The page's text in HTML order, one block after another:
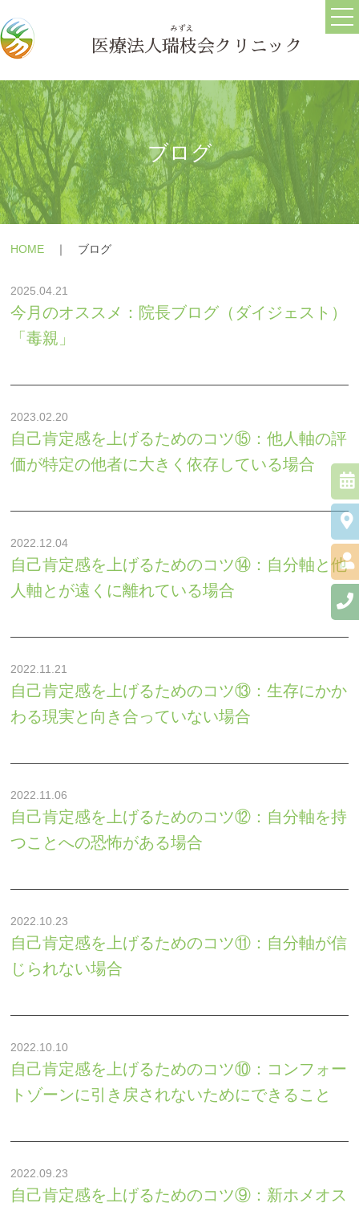
医療法人瑞枝会クリニック
ホーム
医院情報
ブログ
求人情報
うつ病
躁うつ病
大人の発達障害(ASD・
ADHD)
パニック障害
統合失調症
身体にかかわる症状が
ある方
る方
メールフォーム
ブログ
HOME ｜ ブログ
2025.04.21
今月のオススメ：院長ブログ（ダイジェスト）
「毒親」
2023.02.20
自己肯定感を上げるためのコツ⑮：他人軸の評
価が特定の他者に大きく依存している場合
2022.12.04
自己肯定感を上げるためのコツ⑭：自分軸と他
人軸とが遠くに離れている場合
2022.11.21
自己肯定感を上げるためのコツ⑬：生存にかか
わる現実と向き合っていない場合
2022.11.06
自己肯定感を上げるためのコツ⑫：自分軸を持
つことへの恐怖がある場合
2022.10.23
自己肯定感を上げるためのコツ⑪：自分軸が信
じられない場合
2022.10.10
自己肯定感を上げるためのコツ⑩：コンフォー
トゾーンに引き戻されないためにできること
2022.09.23
自己肯定感を上げるためのコツ⑨：新ホメオス